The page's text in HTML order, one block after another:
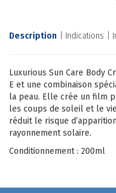
Description Indications
Luxurious Sun Care Body
E et une combinaison
la peau. Elle crée un film
les coups de soleil et le
réduit le risque
rayonnement solaire.
Conditionnement : 200ml